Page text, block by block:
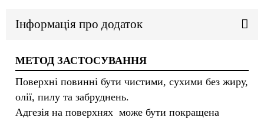
Інформація про додаток
МЕТОД ЗАСТОСУВАННЯ
Поверхні повинні бути чистими, сухими без жиру,
олії, пилу та забруднень.
Адгезія на поверхнях може бути покращена